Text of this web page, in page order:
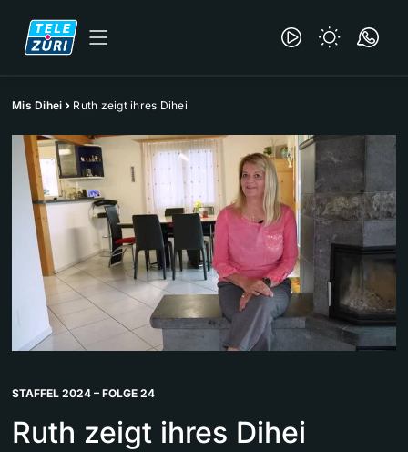
Mis Dihei Ruth zeigt ihres Dihei
STAFFEL 2024 – FOLGE 24
Ruth zeigt ihres Dihei